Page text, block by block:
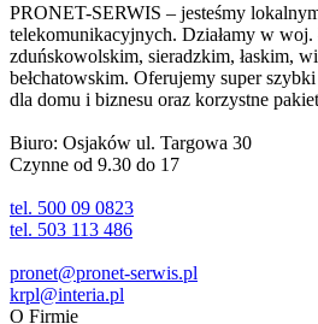
PRONET-SERWIS – jesteśmy
telekomunikacyjnych. Działamy w woj.
zduńskowolskim, sieradzkim, łaskim,
bełchatowskim. Oferujemy super
dla domu i biznesu oraz korzystne
Biuro: Osjaków ul. Targowa 30
Czynne od 9.30 do 17
tel. 500 09 0823
tel. 503 113 486
pronet@pronet-serwis.pl
krpl@interia.pl
O Firmie